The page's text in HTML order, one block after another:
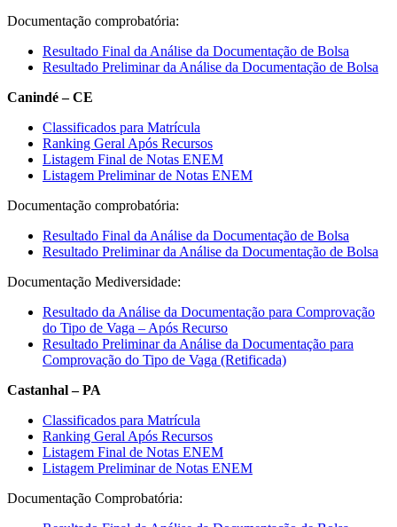
Documentação comprobatória:
Resultado Final da Análise da Documentação de Bolsa
Resultado Preliminar da Análise da Documentação de Bolsa
Canindé – CE
Classificados para Matrícula
Ranking Geral Após Recursos
Listagem Final de Notas ENEM
Listagem Preliminar de Notas ENEM
Documentação comprobatória:
Resultado Final da Análise da Documentação de Bolsa
Resultado Preliminar da Análise da Documentação de Bolsa
Documentação Mediversidade:
Resultado da Análise da Documentação para Comprovação
do Tipo de Vaga – Após Recurso
Resultado Preliminar da Análise da Documentação para
Comprovação do Tipo de Vaga (Retificada)
Castanhal – PA
Classificados para Matrícula
Ranking Geral Após Recursos
Listagem Final de Notas ENEM
Listagem Preliminar de Notas ENEM
Documentação Comprobatória: